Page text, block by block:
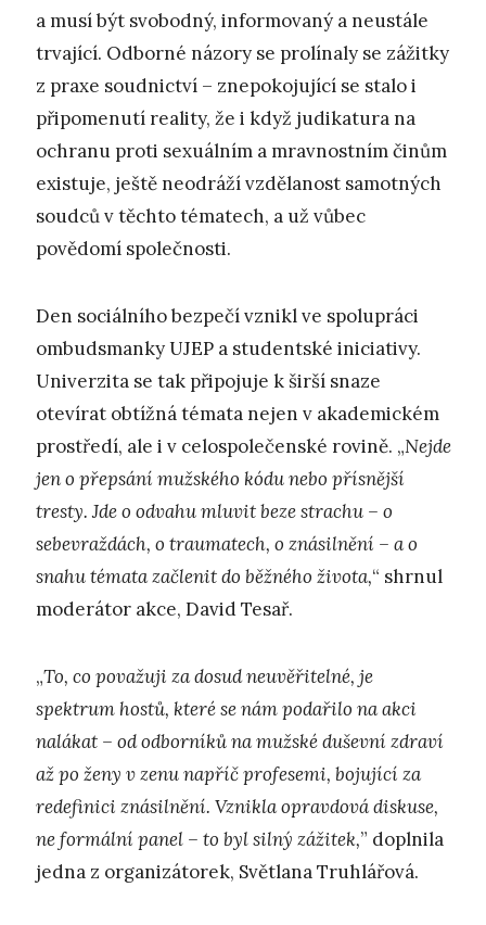
a musí být svobodný, informovaný a neustále
trvající. Odborné názory se prolínaly se zážitky
z praxe soudnictví – znepokojující se stalo i
připomenutí reality, že i když judikatura na
ochranu proti sexuálním a mravnostním činům
existuje, ještě neodráží vzdělanost samotných
soudců v těchto tématech, a už vůbec
povědomí společnosti.
Den sociálního bezpečí vznikl ve spolupráci
ombudsmanky UJEP a studentské iniciativy.
Univerzita se tak připojuje k širší snaze
otevírat obtížná témata nejen v akademickém
prostředí, ale i v celospolečenské rovině. „Nejde
jen o přepsání mužského kódu nebo přísnější
tresty. Jde o odvahu mluvit beze strachu – o
sebevraždách, o traumatech, o znásilnění – a o
snahu témata začlenit do běžného života,“ shrnul
moderátor akce, David Tesař.
„To, co považuji za dosud neuvěřitelné, je
spektrum hostů, které se nám podařilo na akci
nalákat – od odborníků na mužské duševní zdraví
až po ženy v zenu napříč profesemi, bojující za
redefinici znásilnění. Vznikla opravdová diskuse,
ne formální panel – to byl silný zážitek,” doplnila
jedna z organizátorek, Světlana Truhlářová.